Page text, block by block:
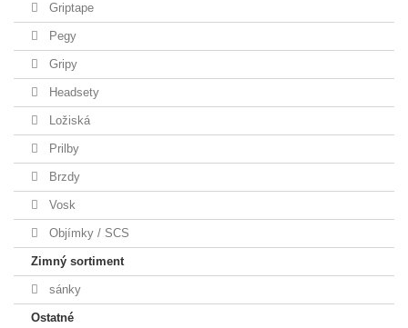
Griptape
Pegy
Gripy
Headsety
Ložiská
Prilby
Brzdy
Vosk
Objímky / SCS
Zimný sortiment
sánky
Ostatné